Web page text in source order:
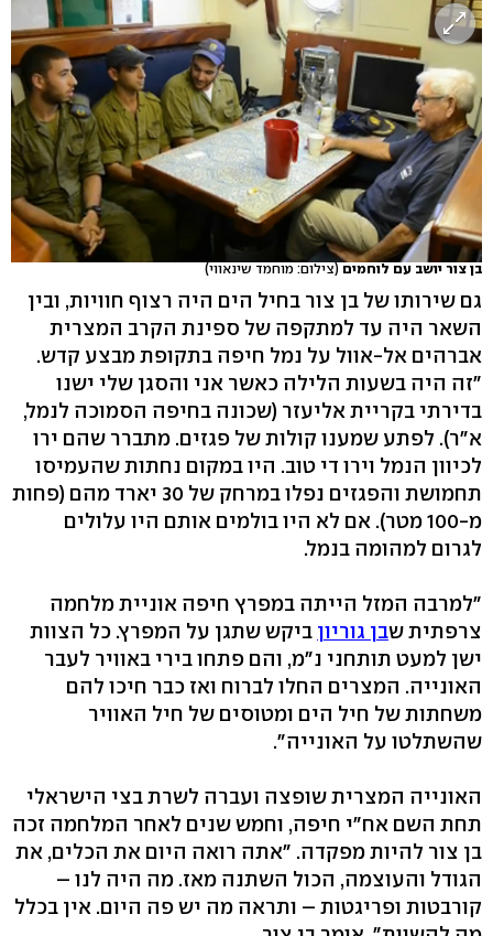
בן צור יושב עם לוחמים (צילום: מוחמד שינאווי)
גם שירותו של בן צור בחיל הים היה רצוף חוויות, ובין
השאר היה עד למתקפה של ספינת הקרב המצרית
אברהים אל-אוול על נמל חיפה בתקופת מבצע קדש.
"זה היה בשעות הלילה כאשר אני והסגן שלי ישנו
בדירתי בקריית אליעזר (שכונה בחיפה הסמוכה לנמל,
א"ר). לפתע שמענו קולות של פגזים. מתברר שהם ירו
לכיוון הנמל וירו די טוב. היו במקום נחתות שהעמיסו
תחמושת והפגזים נפלו במרחק של 30 יארד מהם (פחות
מ-100 מטר). אם לא היו בולמים אותם היו עלולים
לגרום למהומה בנמל.
"למרבה המזל הייתה במפרץ חיפה אוניית מלחמה
צרפתית שבן גוריון ביקש שתגן על המפרץ. כל הצוות
ישן למעט תותחני נ"מ, והם פתחו בירי באוויר לעבר
האונייה. המצרים החלו לברוח ואז כבר חיכו להם
משחתות של חיל הים ומטוסים של חיל האוויר
שהשתלטו על האונייה".
האונייה המצרית שופצה ועברה לשרת בצי הישראלי
תחת השם אח"י חיפה, וחמש שנים לאחר המלחמה זכה
בן צור להיות מפקדה. "אתה רואה היום את הכלים, את
הגודל והעוצמה, הכול השתנה מאז. מה היה לנו –
קורבטות ופריגטות – ותראה מה יש פה היום. אין בכלל